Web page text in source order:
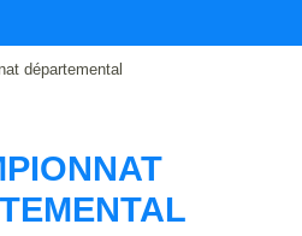
départemental